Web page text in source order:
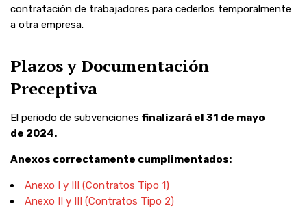
contratación de trabajadores para cederlos temporalmente
a otra empresa.
Plazos y Documentación
Preceptiva
El periodo de subvenciones finalizará el 31 de mayo
de 2024.
Anexos correctamente cumplimentados:
Anexo I y III (Contratos Tipo 1)
Anexo II y III (Contratos Tipo 2)